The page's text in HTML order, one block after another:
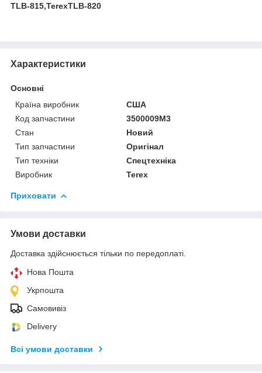
TLB-815,TerexTLB-820
Характеристики
Основні
Країна виробник
США
Код запчастини
3500009M3
Стан
Новий
Тип запчастини
Оригінал
Тип техніки
Спецтехніка
Виробник
Terex
Приховати
Умови доставки
Доставка здійснюється тільки по передоплаті.
Нова Пошта
Укрпошта
Самовивіз
Delivery
Всі умови доставки